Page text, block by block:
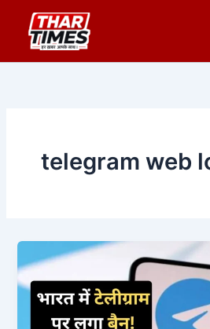
content
telegram web